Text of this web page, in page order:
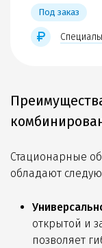
Под заказ
Стационарные
обладают
открытой и
позволяет